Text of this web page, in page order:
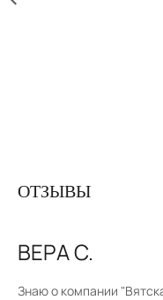
ОТЗЫВЫ
ВЕРА С.
Знаю о компании